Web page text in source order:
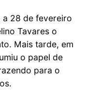
a 28 de fevereiro
Tavares o
Mais tarde, em
o papel de
para o